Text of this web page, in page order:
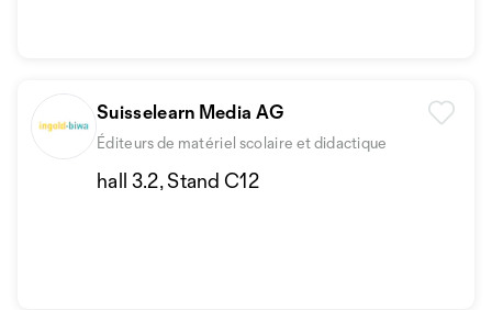
Suisselearn Media AG
Éditeurs de matériel scolaire et didactique
hall 3.2, Stand C12